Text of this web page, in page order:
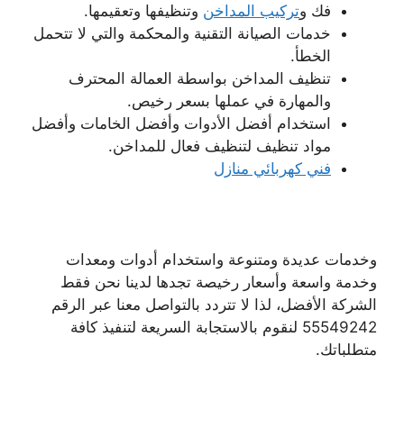
فك وتركيب المداخن وتنظيفها وتعقيمها.
خدمات الصيانة التقنية والمحكمة والتي لا تتحمل
الخطأ.
تنظيف المداخن بواسطة العمالة المحترف
والمهارة في عملها بسعر رخيص.
استخدام أفضل الأدوات وأفضل الخامات وأفضل
مواد تنظيف لتنظيف فعال للمداخن.
فني كهربائي منازل
وخدمات عديدة ومتنوعة واستخدام أدوات ومعدات
وخدمة واسعة وأسعار رخيصة تجدها لدينا نحن فقط
الشركة الأفضل، لذا لا تتردد بالتواصل معنا عبر الرقم
55549242 لنقوم بالاستجابة السريعة لتنفيذ كافة
متطلباتك.